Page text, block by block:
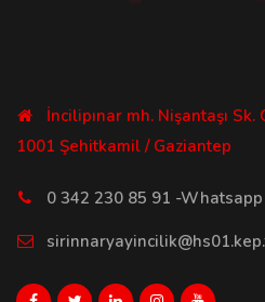
İncilipınar mh. Nişantaşı
1001 Şehitkamil / Gaziantep
0 342 230 85 91 -Whatsapp